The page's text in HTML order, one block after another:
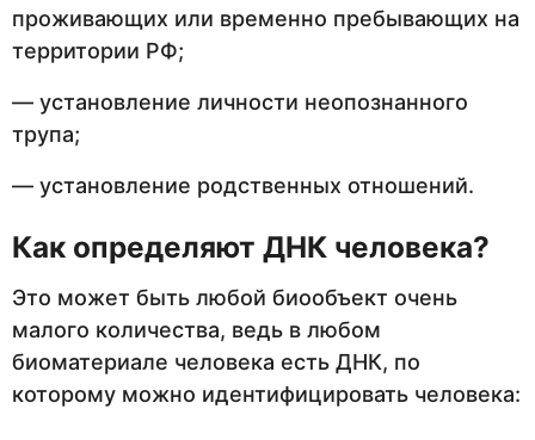
проживающих или временно пребывающих на
территории РФ;
— установление личности неопознанного
трупа;
— установление родственных отношений.
Как определяют ДНК человека?
Это может быть любой биообъект очень
малого количества, ведь в любом
биоматериале человека есть ДНК, по
которому можно идентифицировать человека: